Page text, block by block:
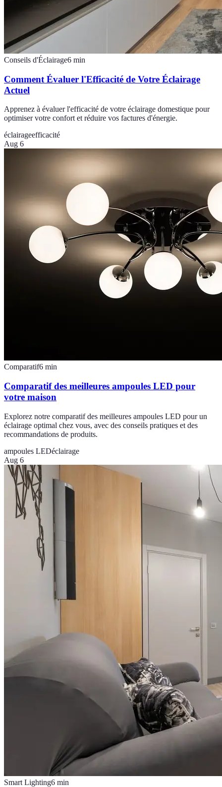
Conseils d'Éclairage6 min
Comment Évaluer l'Efficacité de Votre Éclairage
Actuel
Apprenez à évaluer l'efficacité de votre éclairage domestique pour
optimiser votre confort et réduire vos factures d'énergie.
éclairageefficacité
Aug 6
Comparatif6 min
Comparatif des meilleures ampoules LED pour
votre maison
Explorez notre comparatif des meilleures ampoules LED pour un
éclairage optimal chez vous, avec des conseils pratiques et des
recommandations de produits.
ampoules LEDéclairage
Aug 6
Smart Lighting6 min